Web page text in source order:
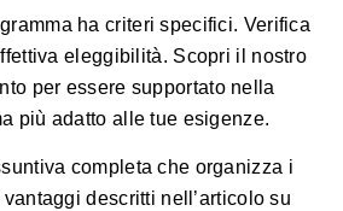
ha criteri specifici. Verifica
eleggibilità. Scopri il nostro
per essere supportato nella
più adatto alle tue esigenze.
completa che organizza i
descritti nell’articolo su